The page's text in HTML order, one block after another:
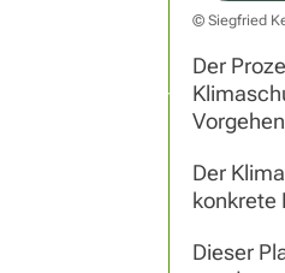
Der
Der
konkrete
Dieser
© Siegfried